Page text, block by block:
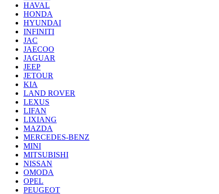
HAVAL
HONDA
HYUNDAI
INFINITI
JAC
JAECOO
JAGUAR
JEEP
JETOUR
KIA
LAND ROVER
LEXUS
LIFAN
LIXIANG
MAZDA
MERCEDES-BENZ
MINI
MITSUBISHI
NISSAN
OMODA
OPEL
PEUGEOT